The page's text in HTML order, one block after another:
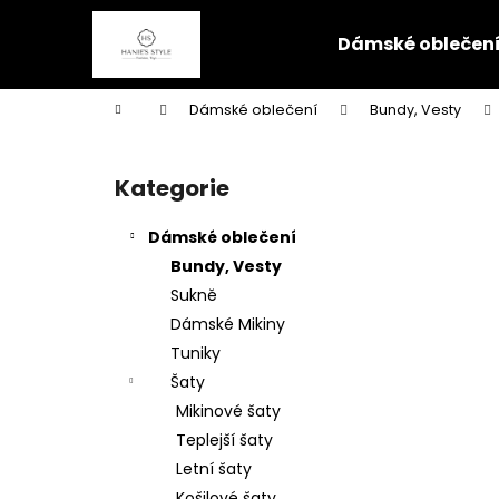
Dámské oblečení
Domů Dámské oblečení Bundy, Vesty
Přeskočit
kategorie
Kategorie
Dámské oblečení
Bundy, Vesty
Sukně
Dámské Mikiny
Tuniky
Šaty
Mikinové šaty
Teplejší šaty
Letní šaty
í
do
do